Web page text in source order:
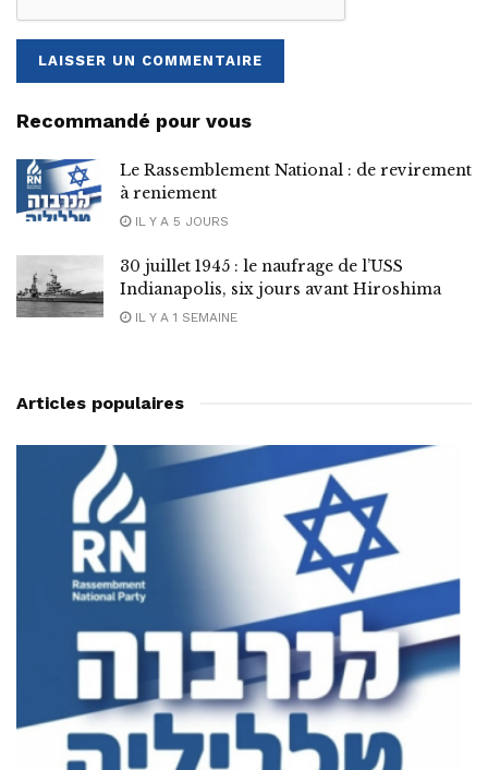
Recommandé pour vous
Le Rassemblement National : de revirement
à reniement
IL Y A 5 JOURS
30 juillet 1945 : le naufrage de l’USS
Indianapolis, six jours avant Hiroshima
IL Y A 1 SEMAINE
Articles populaires